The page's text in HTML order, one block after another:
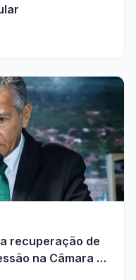
recuperação de
na Câmara de